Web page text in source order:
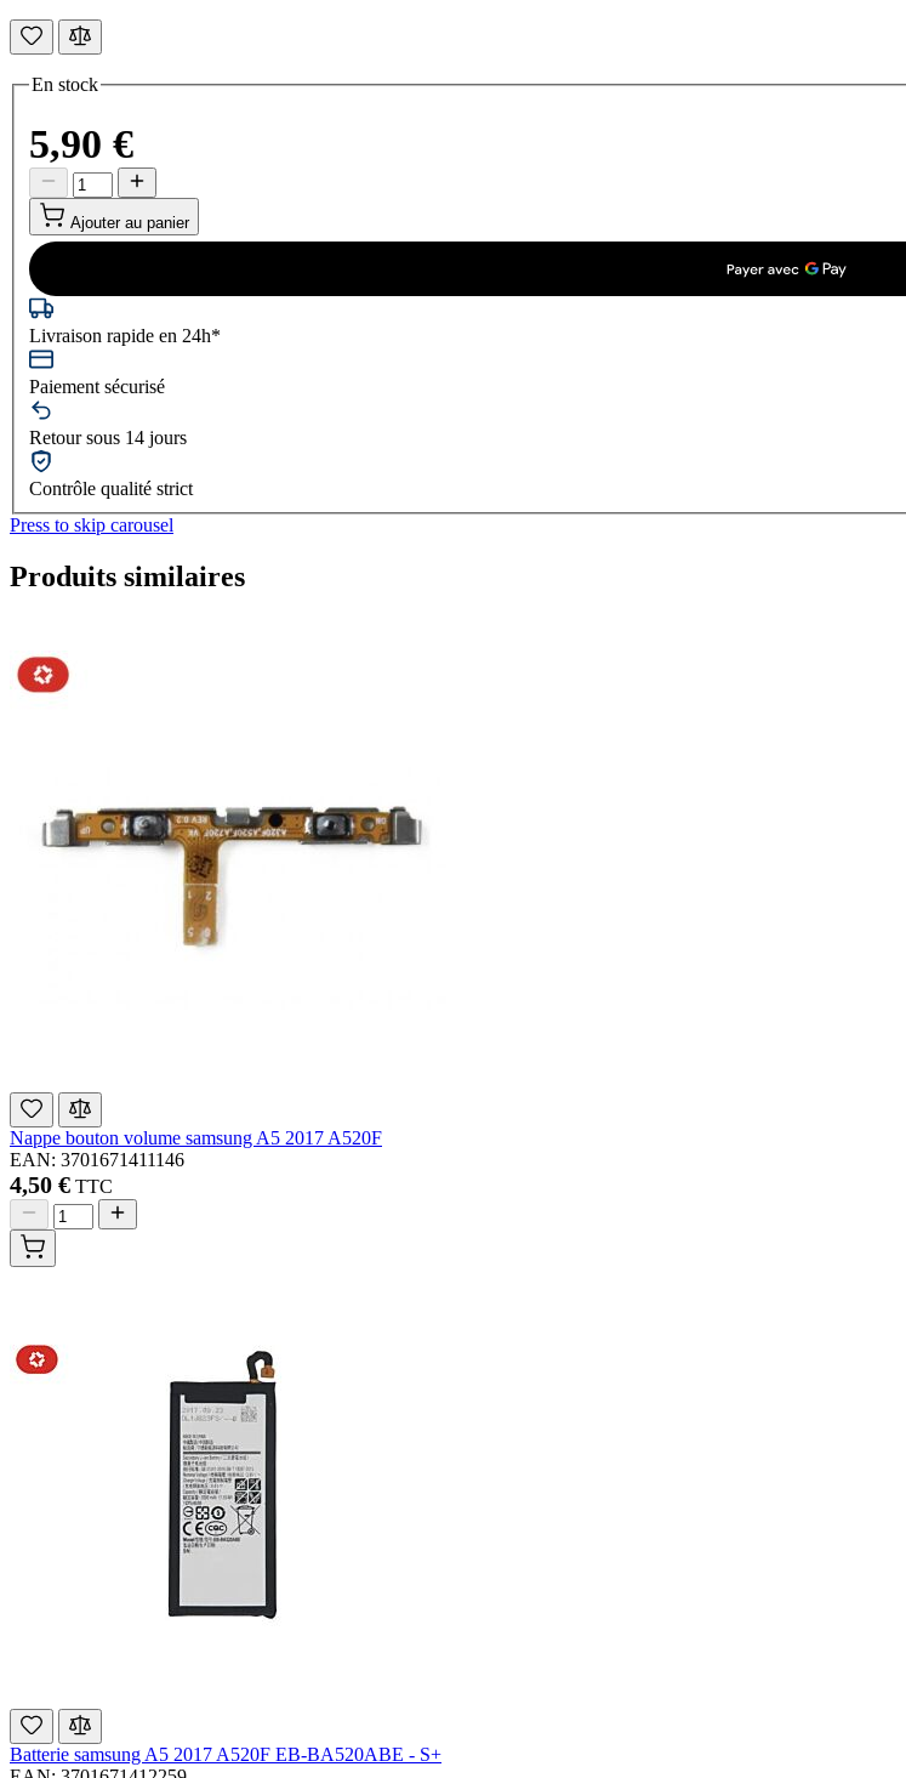
En stock
5,90 €
Ajouter au panier
Livraison rapide en 24h*
Paiement sécurisé
Retour sous 14 jours
Contrôle qualité strict
Press to skip carousel
Produits similaires
Nappe bouton volume samsung A5 2017 A520F
EAN: 3701671411146
4,50 € TTC
Batterie samsung A5 2017 A520F EB-BA520ABE - S+